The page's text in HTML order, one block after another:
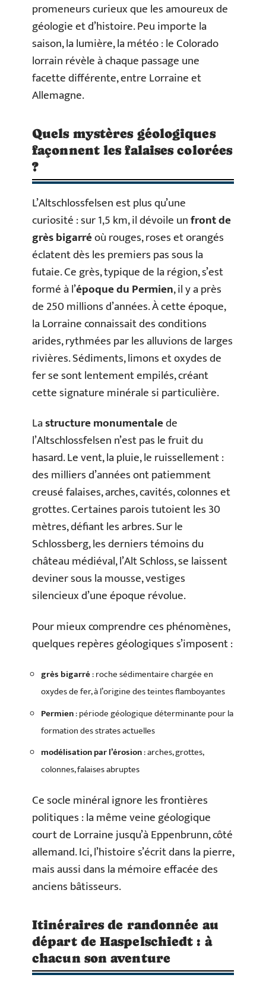
promeneurs curieux que les amoureux de
géologie et d’histoire. Peu importe la
saison, la lumière, la météo : le Colorado
lorrain révèle à chaque passage une
facette différente, entre Lorraine et
Allemagne.
Quels mystères géologiques
façonnent les falaises colorées
?
L’Altschlossfelsen est plus qu’une
curiosité : sur 1,5 km, il dévoile unfront de
grès bigarréoù rouges, roses et orangés
éclatent dès les premiers pas sous la
futaie. Ce grès, typique de la région, s’est
formé à l’époque du Permien, il y a près
de 250 millions d’années. À cette époque,
la Lorraine connaissait des conditions
arides, rythmées par les alluvions de larges
rivières. Sédiments, limons et oxydes de
fer se sont lentement empilés, créant
cette signature minérale si particulière.
Lastructure monumentalede
l’Altschlossfelsen n’est pas le fruit du
hasard. Le vent, la pluie, le ruissellement :
des milliers d’années ont patiemment
creusé falaises, arches, cavités, colonnes et
grottes. Certaines parois tutoient les 30
mètres, défiant les arbres. Sur le
Schlossberg, les derniers témoins du
château médiéval, l’Alt Schloss, se laissent
deviner sous la mousse, vestiges
silencieux d’une époque révolue.
Pour mieux comprendre ces phénomènes,
quelques repères géologiques s’imposent :
grès bigarré: roche sédimentaire chargée en
oxydes de fer, à l’origine des teintes flamboyantes
Permien: période géologique déterminante pour la
formation des strates actuelles
modélisation par l’érosion: arches, grottes,
colonnes, falaises abruptes
Ce socle minéral ignore les frontières
politiques : la même veine géologique
court de Lorraine jusqu’à Eppenbrunn, côté
allemand. Ici, l’histoire s’écrit dans la pierre,
mais aussi dans la mémoire effacée des
anciens bâtisseurs.
Itinéraires de randonnée au
départ de Haspelschiedt : à
chacun son aventure